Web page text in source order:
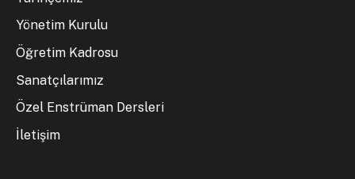
Yönetim Kurulu
Öğretim Kadrosu
Sanatçılarımız
Özel Enstrüman Dersleri
İletişim